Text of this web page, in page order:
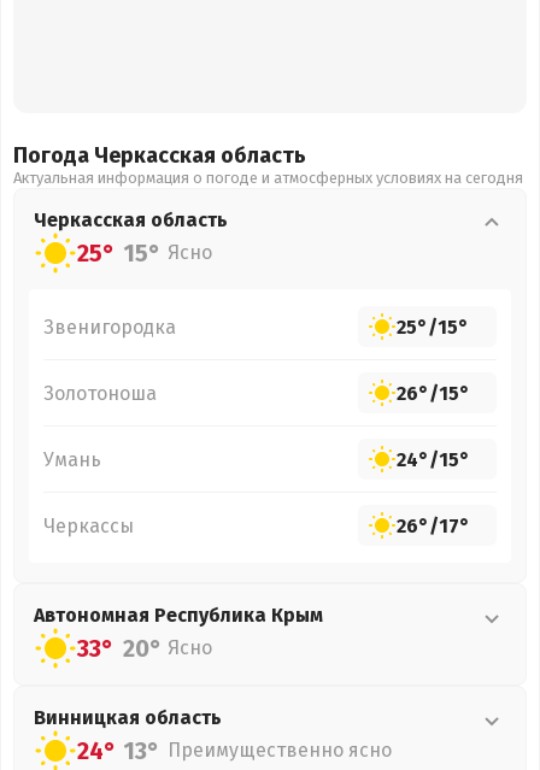
Погода Черкасская область
Актуальная информация о погоде и атмосферных условиях на сегодня
Черкасская область
25° 15° Ясно
Звенигородка 25°/15°
Золотоноша 26°/15°
Умань 24°/15°
Черкассы 26°/17°
Автономная Республика Крым
33° 20° Ясно
Винницкая область
24° 13° Преимущественно ясно